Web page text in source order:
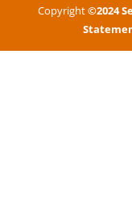
Copyright©2024